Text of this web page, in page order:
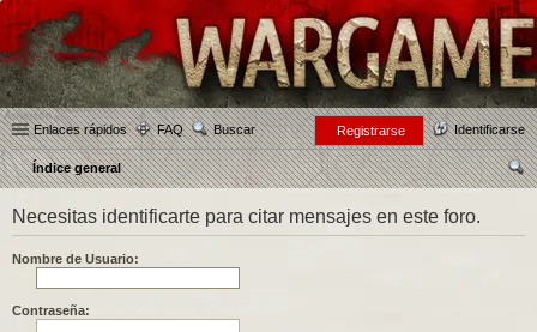
Enlaces rápidos FAQ Buscar Identificarse
Registrarse
Índice general
Necesitas identificarte para citar mensajes en este foro.
Nombre de Usuario:
Contraseña: